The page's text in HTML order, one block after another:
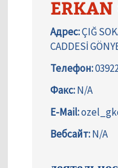
ERKAN
Адрес:ÇIĞ
CADDESİ
Телефон:
Факс:N/A
E-Mail:
Вебсайт:N/A